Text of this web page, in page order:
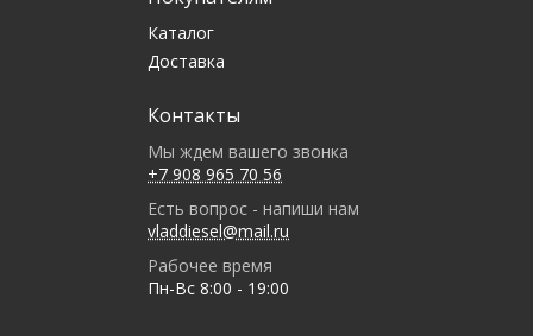
Каталог
Доставка
Контакты
Мы ждем вашего звонка
+7 908 965 70 56
Есть вопрос - напиши нам
vladdiesel@mail.ru
Рабочее время
Пн-Вс 8:00 - 19:00